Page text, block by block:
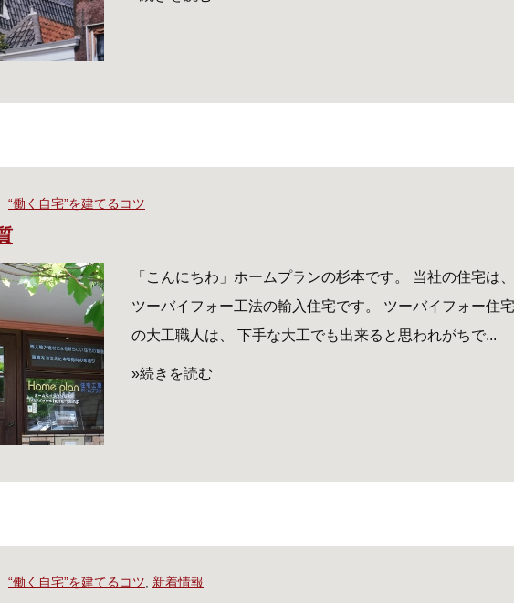
“働く自宅”を建てるコツ
「こんにちわ」ホームプランの杉本です。 当社の住宅は、
ツーバイフォー工法の輸入住宅です。 ツーバイフォー住宅
の大工職人は、 下手な大工でも出来ると思われがちで...
»続きを読む
“働く自宅”を建てるコツ 新着情報